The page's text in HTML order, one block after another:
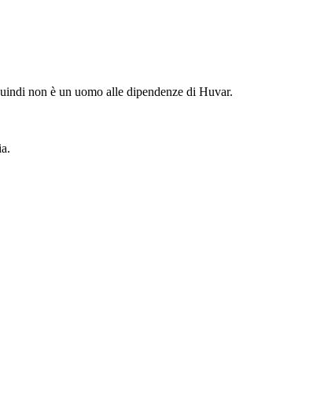
non è un uomo alle dipendenze di Huvar.